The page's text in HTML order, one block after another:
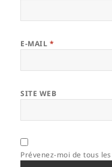
E-MAIL *
SITE WEB
Prévenez-moi de tous